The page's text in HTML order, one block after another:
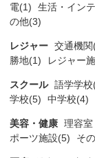
電(1)
生活・イン
の他(3)
レジャー 交通機関
勝地(1)
レジャー
スクール 語学学校
学校(5)
中学校(4)
美容・健康 理容
ポーツ施設(5)
そ